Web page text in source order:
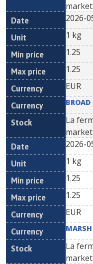
market
2026-
1 kg
1.25
1.25
EUR
La
market
2026-
1 kg
1.25
1.25
EUR
La
market